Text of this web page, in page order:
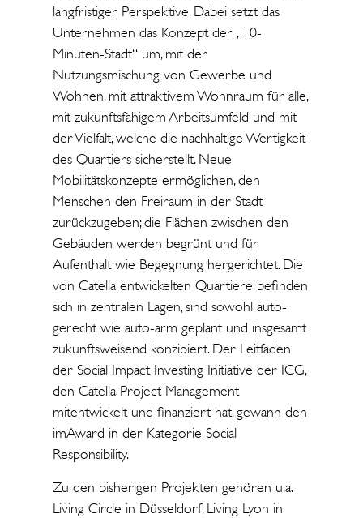
langfristiger Perspektive. Dabei setzt das
Unternehmen das Konzept der „10-
Minuten-Stadt“ um, mit der
Nutzungsmischung von Gewerbe und
Wohnen, mit attraktivem Wohnraum für alle,
mit zukunftsfähigem Arbeitsumfeld und mit
der Vielfalt, welche die nachhaltige Wertigkeit
des Quartiers sicherstellt. Neue
Mobilitätskonzepte ermöglichen, den
Menschen den Freiraum in der Stadt
zurückzugeben; die Flächen zwischen den
Gebäuden werden begrünt und für
Aufenthalt wie Begegnung hergerichtet. Die
von Catella entwickelten Quartiere befinden
sich in zentralen Lagen, sind sowohl auto-
gerecht wie auto-arm geplant und insgesamt
zukunftsweisend konzipiert. Der Leitfaden
der Social Impact Investing Initiative der ICG,
den Catella Project Management
mitentwickelt und finanziert hat, gewann den
imAward in der Kategorie Social
Responsibility.
Zu den bisherigen Projekten gehören u.a.
Living Circle in Düsseldorf, Living Lyon in